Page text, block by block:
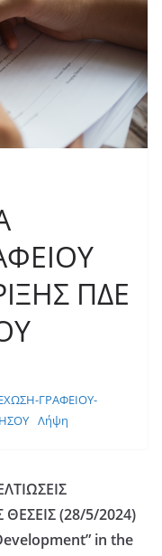
ΠΔΕ
ΓΡΑΦΕΙΟΥ-
Λήψη
(28/5/2024)
in the